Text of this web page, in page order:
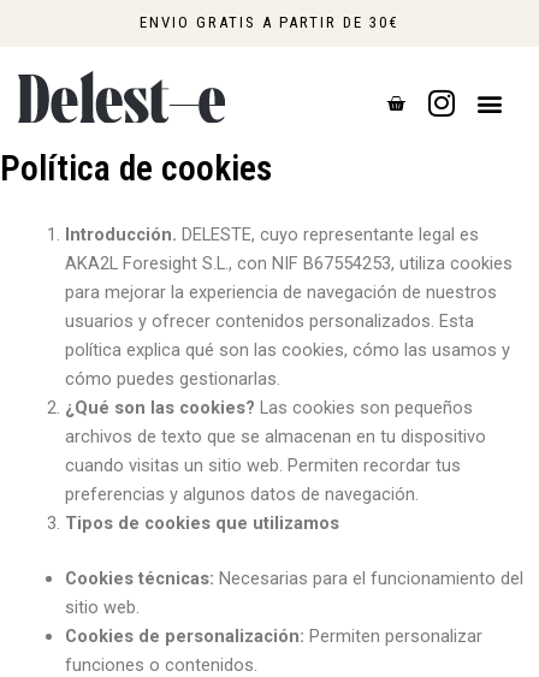
contenido
ENVIO GRATIS A PARTIR DE 30€
CART
Política de cookies
Introducción. DELESTE, cuyo representante legal es
AKA2L Foresight S.L., con NIF B67554253, utiliza cookies
para mejorar la experiencia de navegación de nuestros
usuarios y ofrecer contenidos personalizados. Esta
política explica qué son las cookies, cómo las usamos y
cómo puedes gestionarlas.
¿Qué son las cookies? Las cookies son pequeños
archivos de texto que se almacenan en tu dispositivo
cuando visitas un sitio web. Permiten recordar tus
preferencias y algunos datos de navegación.
Tipos de cookies que utilizamos
Cookies técnicas: Necesarias para el funcionamiento del
sitio web.
Cookies de personalización: Permiten personalizar
funciones o contenidos.